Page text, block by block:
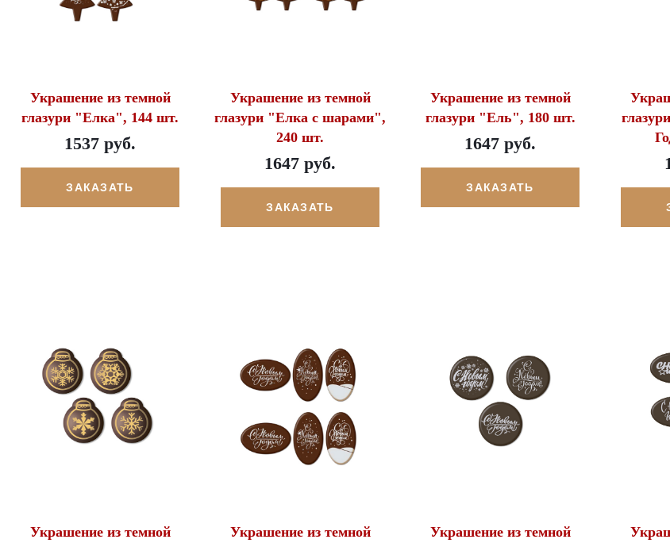
Украшение из темной
глазури "Елка", 144 шт.
1537 руб.
ЗАКАЗАТЬ
Украшение из темной
глазури "Елка с шарами",
240 шт.
1647 руб.
ЗАКАЗАТЬ
Украшение из темной
глазури "Ель", 180 шт.
1647 руб.
ЗАКАЗАТЬ
Украшение из темной
Украшение из темной
Украшение из темной